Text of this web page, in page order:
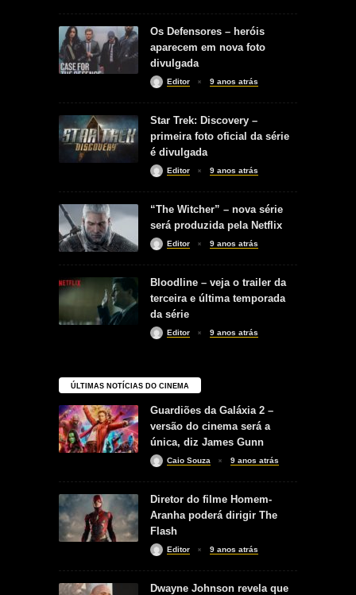
Os Defensores – heróis
aparecem em nova foto
divulgada
Editor 9 anos atrás
Star Trek: Discovery –
primeira foto oficial da série
é divulgada
Editor 9 anos atrás
“The Witcher” – nova série
será produzida pela Netflix
Editor 9 anos atrás
Bloodline – veja o trailer da
terceira e última temporada
da série
Editor 9 anos atrás
ÚLTIMAS NOTÍCIAS DO CINEMA
Guardiões da Galáxia 2 –
versão do cinema será a
única, diz James Gunn
Caio Souza 9 anos atrás
Diretor do filme Homem-
Aranha poderá dirigir The
Flash
Editor 9 anos atrás
Dwayne Johnson revela que